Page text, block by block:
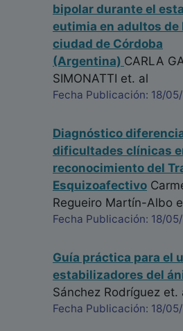
bipolar durante el
eutimia en adultos de
ciudad de Córdoba
(Argentina) CARLA
SIMONATTI et. al
Fecha Publicación: 18/
Diagnóstico
dificultades clínicas
reconocimiento del
Esquizoafectivo
Regueiro Martín-Albo
Fecha Publicación: 18/
Guía práctica para el
estabilizadores del
Sánchez Rodríguez et.
Fecha Publicación: 18/